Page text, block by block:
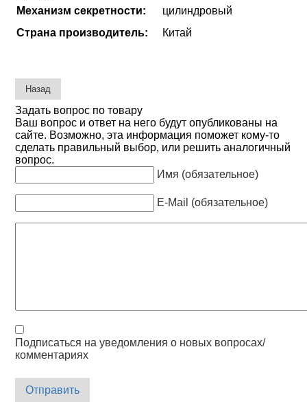
Механизм секретности:
цилиндровый
Страна производитель:
Китай
Задать вопрос по товару
Ваш вопрос и ответ на него будут опубликованы на
сайте. Возможно, эта информация поможет кому-то
сделать правильный выбор, или решить аналогичный
вопрос.
Имя (обязательное)
E-Mail (обязательное)
Подписаться на уведомления о новых вопросах/
комментариях
Отправить